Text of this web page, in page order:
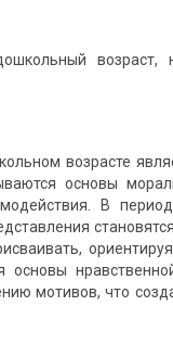
возраст,
возрасте
основы
В
мотивов, что